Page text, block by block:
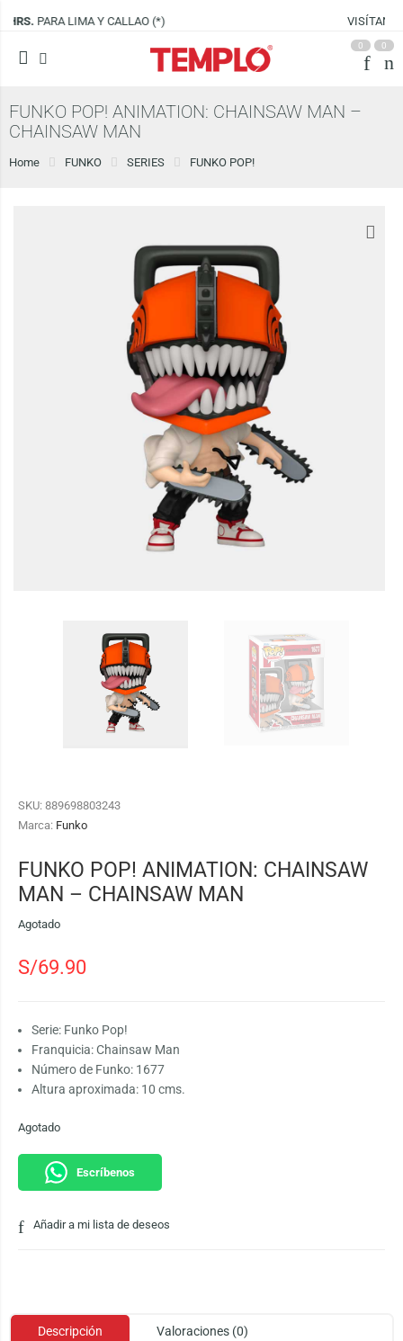
0 0
FUNKO POP! ANIMATION: CHAINSAW MAN –
CHAINSAW MAN
Home FUNKO SERIES FUNKO POP!
SKU: 889698803243
Marca: Funko
FUNKO POP! ANIMATION: CHAINSAW
MAN – CHAINSAW MAN
Agotado
S/69.90
Serie: Funko Pop!
Franquicia: Chainsaw Man
Número de Funko: 1677
Altura aproximada: 10 cms.
Agotado
Escríbenos
Añadir a mi lista de deseos
Descripción Valoraciones (0)